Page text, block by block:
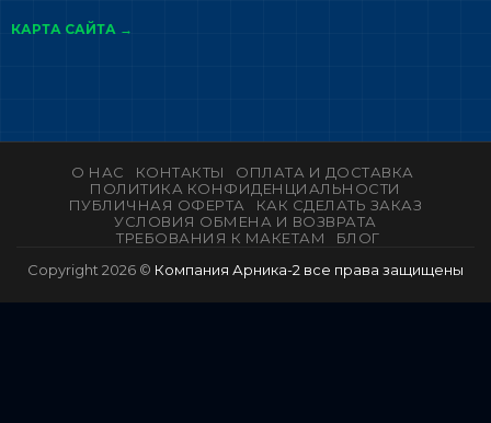
КАРТА САЙТА →
О НАС КОНТАКТЫ
ОПЛАТА И ДОСТАВКА
ПОЛИТИКА КОНФИДЕНЦИАЛЬНОСТИ
ПУБЛИЧНАЯ ОФЕРТА
КАК СДЕЛАТЬ ЗАКАЗ
УСЛОВИЯ ОБМЕНА И ВОЗВРАТА
ТРЕБОВАНИЯ К МАКЕТАМ
БЛОГ
Copyright 2026 © Компания Арника-2 все права защищены